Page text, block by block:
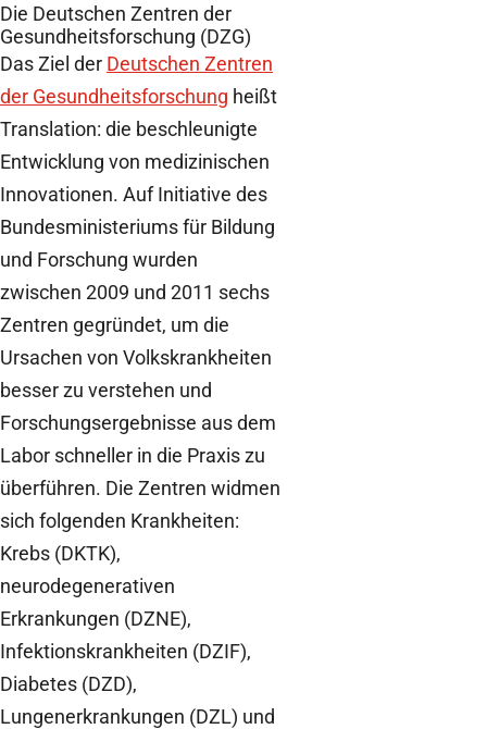
Die Deutschen Zentren der
Gesundheitsforschung (DZG)
Das Ziel der Deutschen Zentren
der Gesundheitsforschung heißt
Translation: die beschleunigte
Entwicklung von medizinischen
Innovationen. Auf Initiative des
Bundesministeriums für Bildung
und Forschung wurden
zwischen 2009 und 2011 sechs
Zentren gegründet, um die
Ursachen von Volkskrankheiten
besser zu verstehen und
Forschungsergebnisse aus dem
Labor schneller in die Praxis zu
überführen. Die Zentren widmen
sich folgenden Krankheiten:
Krebs (DKTK),
neurodegenerativen
Erkrankungen (DZNE),
Infektionskrankheiten (DZIF),
Diabetes (DZD),
Lungenerkrankungen (DZL) und